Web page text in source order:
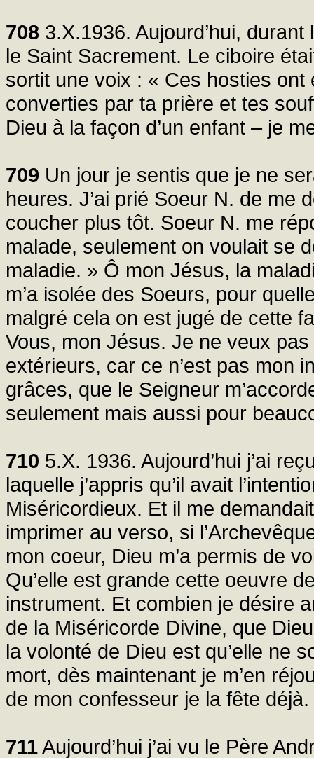
708 3.X.1936. Aujourd’hui,
le Saint Sacrement. Le ciboire
sortit une voix : « Ces hosties
converties par ta prière et tes
Dieu à la façon d’un enfant – je
709 Un jour je sentis que je ne
heures. J’ai prié Soeur N. de me
coucher plus tôt. Soeur N. me
malade, seulement on voulait se
maladie. » Ô mon Jésus, la
m’a isolée des Soeurs, pour
malgré cela on est jugé de cette
Vous, mon Jésus. Je ne veux
extérieurs, car ce n’est pas mon
grâces, que le Seigneur
seulement mais aussi pour
710 5.X. 1936. Aujourd’hui j’ai
laquelle j’appris qu’il avait
Miséricordieux. Et il me
imprimer au verso, si
mon coeur, Dieu m’a permis de
Qu’elle est grande cette oeuvre
instrument. Et combien je désire
de la Miséricorde Divine, que
la volonté de Dieu est qu’elle ne
mort, dès maintenant je m’en
de mon confesseur je la fête déjà.
711Aujourd’hui j’ai vu le Père